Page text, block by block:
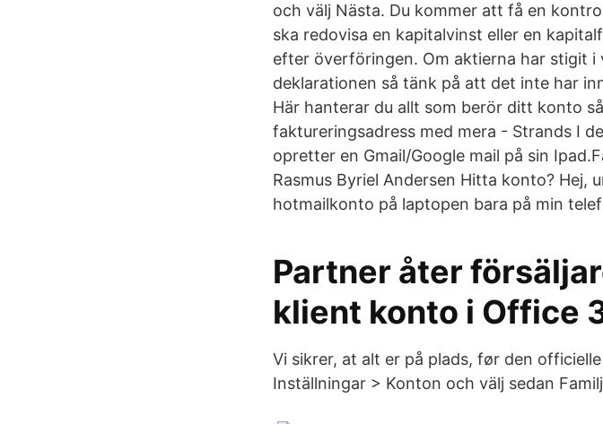
och välj Nästa. Du kommer att få en
ska redovisa en kapitalvinst eller en
efter överföringen. Om aktierna har stigit i
deklarationen så tänk på att det inte har
Här hanterar du allt som berör ditt konto
faktureringsadress med mera - Strands I
opretter en Gmail/Google mail på sin
Rasmus Byriel Andersen Hitta konto?
hotmailkonto på laptopen bara på min
Partner åter
klient konto i Office
Vi sikrer, at alt er på plads, før den
Inställningar > Konton och välj sedan